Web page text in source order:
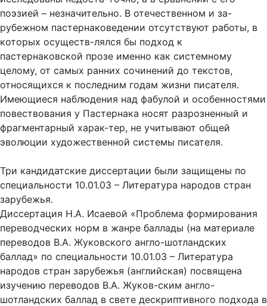
поэзией – незначительно. В отечественном и за-
рубежном пастернаковедении отсутствуют работы, в
которых осуществ-лялся бы подход к
пастернаковской прозе именно как системному
целому, от самых ранних сочинений до текстов,
относящихся к последним годам жизни писателя.
Имеющиеся наблюдения над фабулой и особенностями
повествования у Пастернака носят разрозненный и
фрагментарный харак-тер, не учитывают общей
эволюции художественной системы писателя.
Три кандидатские диссертации были защищены по
специальности 10.01.03 – Литература народов стран
зарубежья.
Диссертация Н.А. Исаевой «Проблема формирования
переводческих норм в жанре баллады (на материале
переводов В.А. Жуковского англо-шотландских
баллад» по специальности 10.01.03 – Литература
народов стран зарубежья (английская) посвящена
изучению переводов В.А. Жуков-ским англо-
шотландских баллад в свете дескриптивного подхода в